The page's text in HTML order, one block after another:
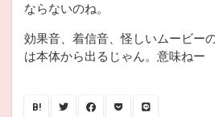
ならないのね。
効果音、着信音、怪しいムービー
は本体から出るじゃん。意味ねー
B!